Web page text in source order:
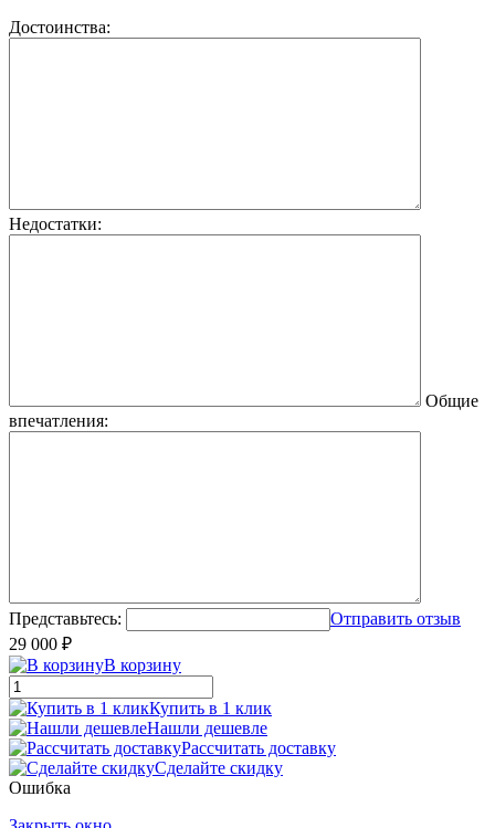
Достоинства:
Недостатки:
Общие
впечатления:
Представьтесь:
Отправить отзыв
29 000 ₽
В корзину
Купить в 1 клик
Нашли дешевле
Рассчитать доставку
Сделайте скидку
Ошибка